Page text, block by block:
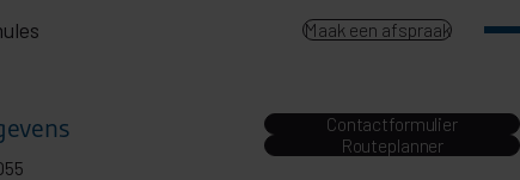
Maak een afspraak
Contactformulier
Routeplanner